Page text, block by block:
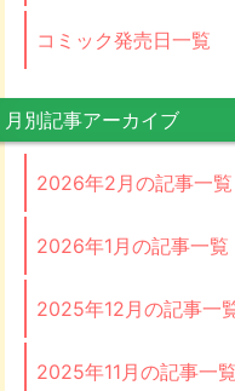
コミック発売日一覧
月別記事アーカイブ
2026年2月の記事一覧
2026年1月の記事一覧
2025年12月の記事一
2025年11月の記事一覧